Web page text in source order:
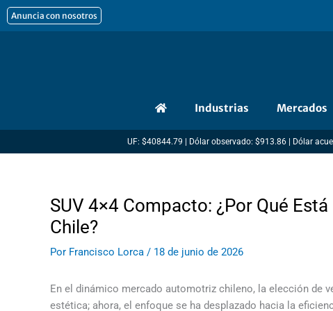
al
Anuncia con nosotros
Industrias Mercados
UF: $40844.79 | Dólar observado: $913.86 | Dólar
SUV 4×4 Compacto: ¿Por Qué
Chile?
Por Francisco Lorca / 18 de junio de 2026
En el dinámico mercado automotriz chileno, la elección de
estética; ahora, el enfoque se ha desplazado hacia la